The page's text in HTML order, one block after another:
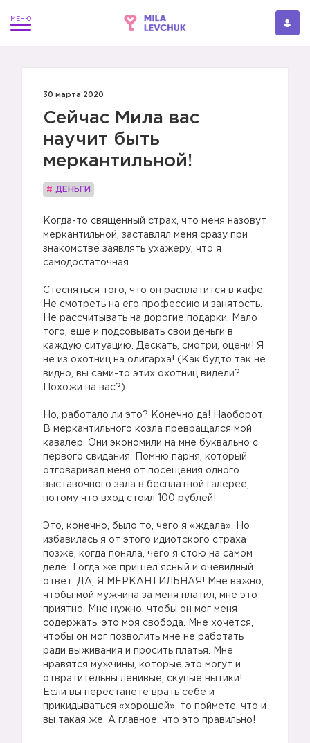
30 марта 2020
Сейчас Мила вас
научит быть
меркантильной!
# ДЕНЬГИ
Когда-то священный страх, что меня назовут
меркантильной, заставлял меня сразу при
знакомстве заявлять ухажеру, что я
самодостаточная.
Стесняться того, что он расплатится в кафе.
Не смотреть на его профессию и занятость.
Не рассчитывать на дорогие подарки. Мало
того, еще и подсовывать свои деньги в
каждую ситуацию. Дескать, смотри, оцени! Я
не из охотниц на олигарха! (Как будто так не
видно, вы сами-то этих охотниц видели?
Похожи на вас?)
Но, работало ли это? Конечно да! Наоборот.
В меркантильного козла превращался мой
кавалер. Они экономили на мне буквально с
первого свидания. Помню парня, который
отговаривал меня от посещения одного
выставочного зала в бесплатной галерее,
потому что вход стоил 100 рублей!
Это, конечно, было то, чего я «ждала». Но
избавилась я от этого идиотского страха
позже, когда поняла, чего я стою на самом
деле. Тогда же пришел ясный и очевидный
ответ: ДА, Я МЕРКАНТИЛЬНАЯ! Мне важно,
чтобы мой мужчина за меня платил, мне это
приятно. Мне нужно, чтобы он мог меня
содержать, это моя свобода. Мне хочется,
чтобы он мог позволить мне не работать
ради выживания и просить платья. Мне
нравятся мужчины, которые это могут и
отвратительны ленивые, скупые нытики!
Если вы перестанете врать себе и
прикидываться «хорошей», то поймете, что и
вы такая же. А главное, что это правильно!